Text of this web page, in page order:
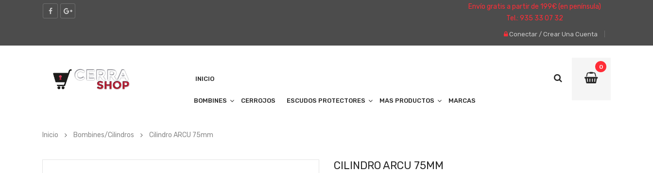
Envío gratis a partir de 199€ (en península)
Tel.: 935 33 07 32
Conectar / Crear Una Cuenta
INICIO
BOMBINES CERROJOS ESCUDOS PROTECTORES MAS PRODUCTOS MARCAS
0
Inicio Bombines/Cilindros Cilindro ARCU 75mm
CILINDRO ARCU 75MM